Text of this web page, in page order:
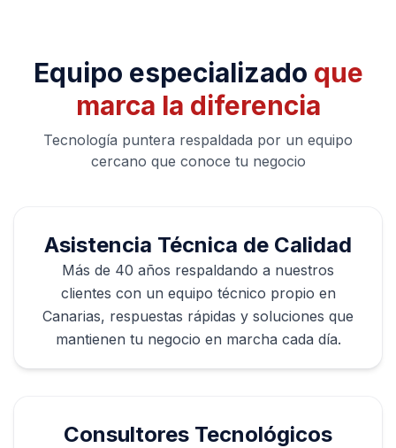
Equipo especializado que
marca la diferencia
Tecnología puntera respaldada por un equipo
cercano que conoce tu negocio
Asistencia Técnica de Calidad
Más de 40 años respaldando a nuestros
clientes con un equipo técnico propio en
Canarias, respuestas rápidas y soluciones que
mantienen tu negocio en marcha cada día.
Consultores Tecnológicos